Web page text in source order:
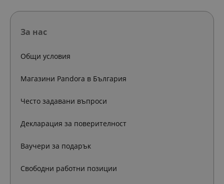
За нас
Общи условия
Магазини Pandora в България
Често задавани въпроси
Декларация за поверителност
Ваучери за подарък
Свободни работни позиции